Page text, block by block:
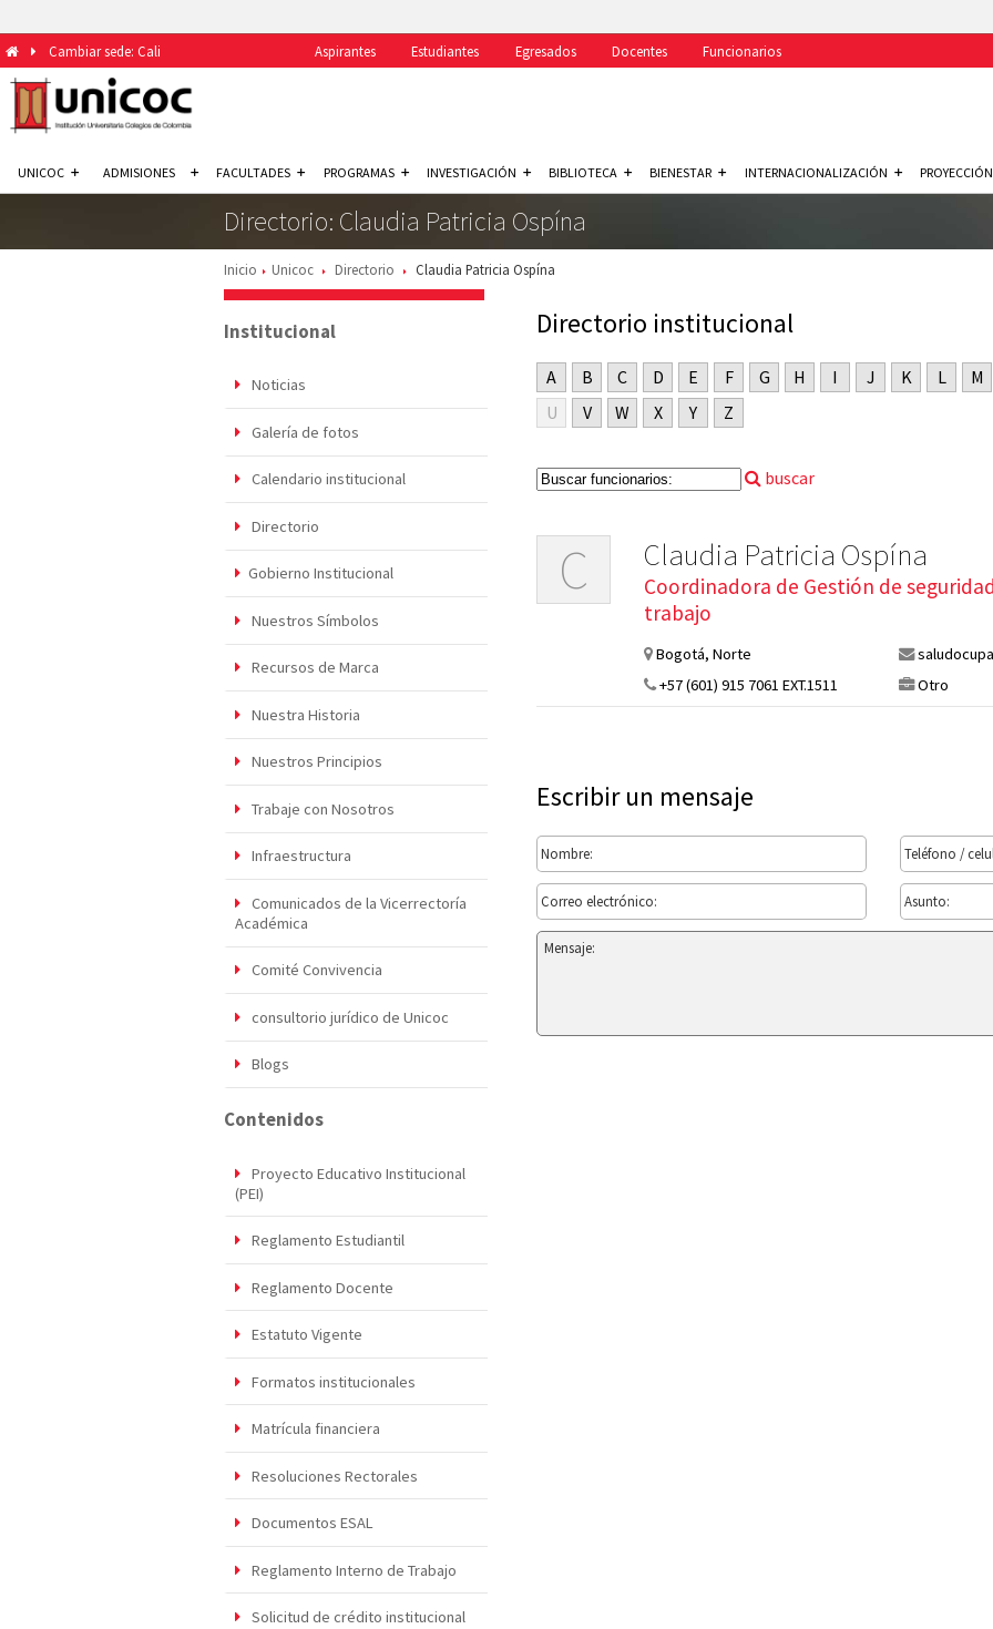
Cambiar sede: Cali Aspirantes Estudiantes Egresados Docentes Funcionarios
UNICOC ADMISIONES FACULTADES PROGRAMAS INVESTIGACIÓN BIBLIOTECA BIENESTAR INTERNACIONALIZACIÓN
Directorio: Claudia Patricia Ospína
Inicio Unicoc Directorio Claudia Patricia Ospína
Institucional
Noticias
Galería de fotos
Calendario institucional
Directorio
Gobierno Institucional
Nuestros Símbolos
Recursos de Marca
Nuestra Historia
Nuestros Principios
Trabaje con Nosotros
Infraestructura
Comunicados de la Vicerrectoría
Académica
Comité Convivencia
consultorio jurídico de Unicoc
Blogs
Contenidos
Proyecto Educativo Institucional
(PEI)
Reglamento Estudiantil
Reglamento Docente
Estatuto Vigente
Formatos institucionales
Matrícula financiera
Resoluciones Rectorales
Documentos ESAL
Reglamento Interno de Trabajo
Solicitud de crédito institucional
Directorio institucional
A B C D E F G H I J K L M
U
V W X Y Z
buscar
C Claudia Patricia Ospína
Coordinadora de Gestión de
trabajo
Bogotá, Norte
+57 (601) 915 7061 EXT.1511
Otro
Escribir un mensaje